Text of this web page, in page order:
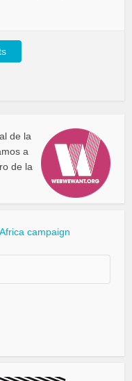
de la
a
de la
campaign